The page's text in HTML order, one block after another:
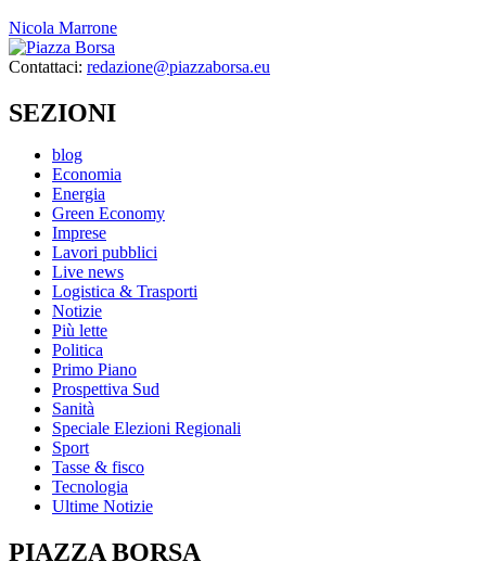
Nicola Marrone
Contattaci: redazione@piazzaborsa.eu
SEZIONI
blog
Economia
Energia
Green Economy
Imprese
Lavori pubblici
Live news
Logistica & Trasporti
Notizie
Più lette
Politica
Primo Piano
Prospettiva Sud
Sanità
Speciale Elezioni Regionali
Sport
Tasse & fisco
Tecnologia
Ultime Notizie
PIAZZA BORSA